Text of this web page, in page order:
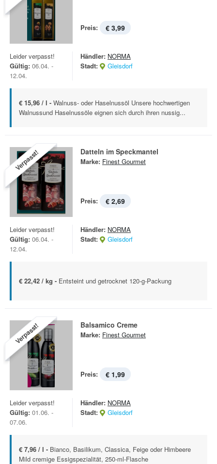
Preis: € 3,99
Leider verpasst!
Gültig: 06.04. -
12.04.
Händler: NORMA
Stadt:
Gleisdorf
€ 15,96 / l - Walnuss- oder Haselnussöl Unsere hochwertigen
Walnussund Haselnussöle eignen sich durch ihren nussig...
Verpasst! Datteln im Speckmantel
Marke: Finest Gourmet
Preis: € 2,69
Leider verpasst!
Gültig: 06.04. -
12.04.
Händler: NORMA
Stadt:
Gleisdorf
€ 22,42 / kg - Entsteint und getrocknet 120-g-Packung
Verpasst! Balsamico Creme
Marke: Finest Gourmet
Preis: € 1,99
Leider verpasst!
Gültig: 01.06. -
07.06.
Händler: NORMA
Stadt:
Gleisdorf
€ 7,96 / l - Bianco, Basilikum, Classica, Feige oder Himbeere
Mild cremige Essigspezialität, 250-ml-Flasche